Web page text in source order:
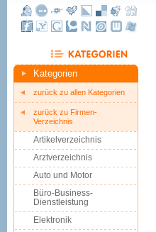
Kategorien
zurück zu allen Kategorien
zurück zu Firmen-
Verzeichnis
Artikelverzeichnis
Arztverzeichnis
Auto und Motor
Büro-Business-
Dienstleistung
Elektronik